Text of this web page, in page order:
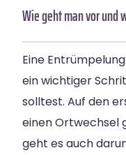
Wie geht man vor und
Eine
ein wichtiger
solltest. Auf den
einen Ortwechsel
geht es auch